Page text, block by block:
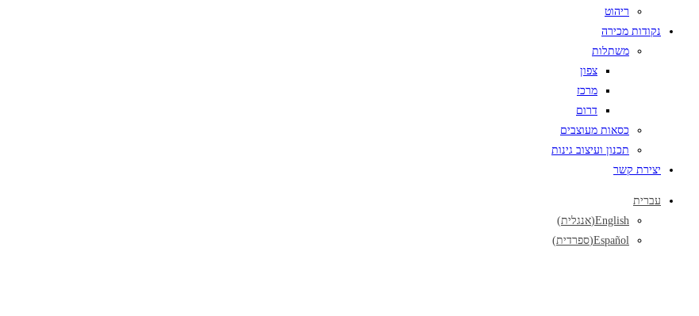
ריהוט
נקודות מכירה
משתלות
צפון
מרכז
דרום
כסאות מעוצבים
תכנון ועיצוב גינות
יצירת קשר
עברית
English
(אנגלית)
Español
(ספרדית)